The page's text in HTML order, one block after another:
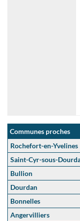
Communes proches
Rochefort-en-Yvelines
Saint-Cyr-sous-
Bullion
Dourdan
Bonnelles
Angervilliers